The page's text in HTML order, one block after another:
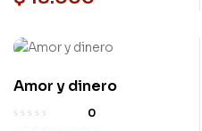
Amor y dinero
0